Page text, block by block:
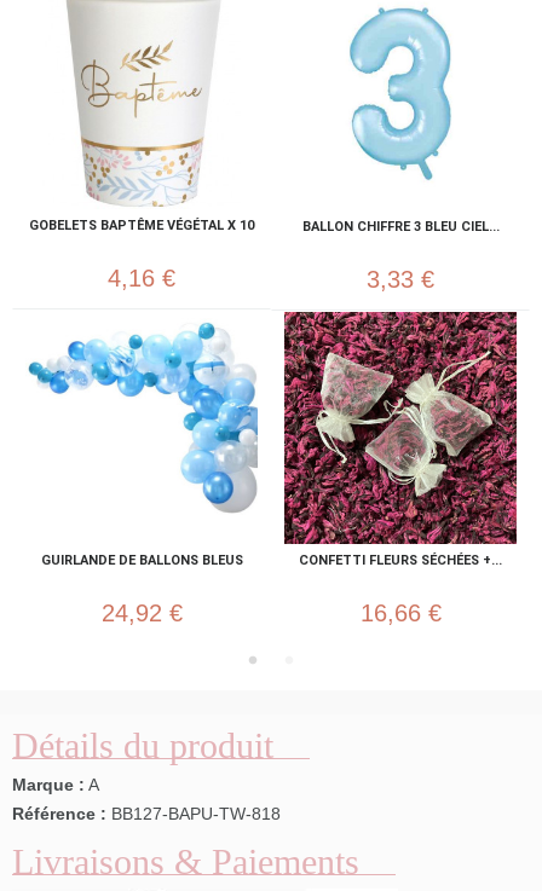
GOBELETS BAPTÊME VÉGÉTAL X 10
4,16 €
BALLON CHIFFRE 3 BLEU CIEL...
3,33 €
GUIRLANDE DE BALLONS BLEUS
24,92 €
CONFETTI FLEURS SÉCHÉES +...
16,66 €
Détails du produit
Marque : A
Référence : BB127-BAPU-TW-818
Livraisons & Paiements